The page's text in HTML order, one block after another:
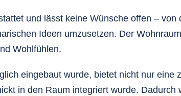
und lässt keine Wünsche offen –
Ideen umzusetzen. Der
Wohlfühlen.
eingebaut wurde, bietet nicht nur
in den Raum integriert wurde.